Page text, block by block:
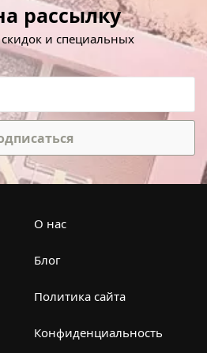
рассылку
и специальных
О нас
Блог
Политика сайта
Конфиденциальность